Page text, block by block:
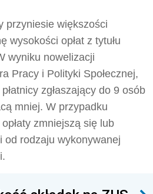
przyniesie większości
wysokości opłat z tytułu
wyniku nowelizacji
Pracy i Polityki Społecznej,
zgłaszający do 9 osób
mniej. W przypadku
opłaty zmniejszą się lub
od rodzaju wykonywanej